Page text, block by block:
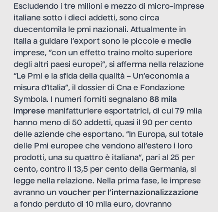
Escludendo i tre milioni e mezzo di micro-imprese
italiane sotto i dieci addetti, sono circa
duecentomila le pmi nazionali. Attualmente in
Italia a guidare l’export sono le piccole e medie
imprese, “con un effetto traino molto superiore
degli altri paesi europei”, si afferma nella relazione
“Le Pmi e la sfida della qualità – Un’economia a
misura d’Italia”, il dossier di Cna e Fondazione
Symbola. I numeri forniti segnalano 88 mila
imprese manifatturiere esportatrici, di cui 79 mila
hanno meno di 50 addetti, quasi il 90 per cento
delle aziende che esportano. “In Europa, sul totale
delle Pmi europee che vendono all’estero i loro
prodotti, una su quattro è italiana”, pari al 25 per
cento, contro il 13,5 per cento della Germania, si
legge nella relazione. Nella prima fase, le imprese
avranno un voucher per l’internazionalizzazione
a fondo perduto di 10 mila euro, dovranno